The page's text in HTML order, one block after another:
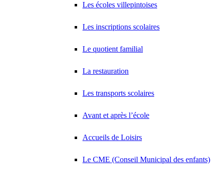
Les écoles villepintoises
Les inscriptions scolaires
Le quotient familial
La restauration
Les transports scolaires
Avant et après l’école
Accueils de Loisirs
Le CME (Conseil Municipal des enfants)